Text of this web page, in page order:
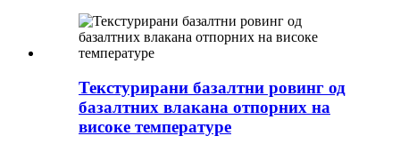
Текстурирани базалтни ровинг од
базалтних влакана отпорних на
високе температуре